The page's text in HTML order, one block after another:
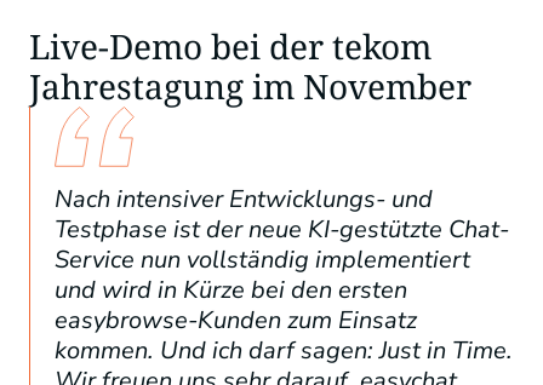
Live-Demo bei der tekom
Jahrestagung im November
Nach intensiver Entwicklungs- und
Testphase ist der neue KI-gestützte Chat-
Service nun vollständig implementiert
und wird in Kürze bei den ersten
easybrowse-Kunden zum Einsatz
kommen. Und ich darf sagen: Just in Time.